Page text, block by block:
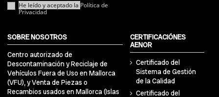
He leído y aceptado la Política de
Privacidad
SOBRE NOSOTROS
Centro autorizado de
Descontaminación y Reciclaje de
Vehículos Fuera de Uso en Mallorca
(VFU), y Venta de Piezas o
Recambios usados en Mallorca (Islas
CERTIFICACIÓNES
AENOR
Certificado del
Sistema de Gestión
de la Calidad
Certificado del